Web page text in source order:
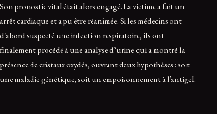
Son pronostic vital était alors engagé. La victime a fait un
arrêt cardiaque et a pu être réanimée. Si les médecins ont
d’abord suspecté une infection respiratoire, ils ont
finalement procédé à une analyse d’urine qui a montré la
présence de cristaux oxydés, ouvrant deux hypothèses : soit
une maladie génétique, soit un empoisonnement à l’antigel.